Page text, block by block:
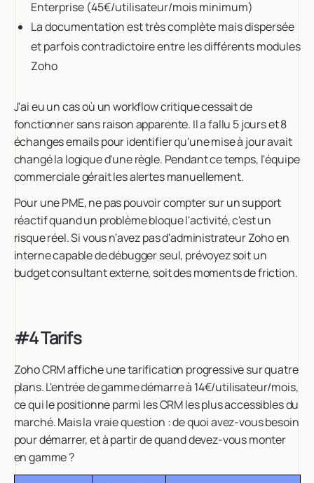
Enterprise (45€/utilisateur/mois minimum)
La documentation est très complète mais dispersée
et parfois contradictoire entre les différents modules
Zoho
J'ai eu un cas où un workflow critique cessait de
fonctionner sans raison apparente. Il a fallu 5 jours et 8
échanges emails pour identifier qu'une mise à jour avait
changé la logique d'une règle. Pendant ce temps, l'équipe
commerciale gérait les alertes manuellement.
Pour une PME, ne pas pouvoir compter sur un support
réactif quand un problème bloque l'activité, c'est un
risque réel. Si vous n'avez pas d'administrateur Zoho en
interne capable de débugger seul, prévoyez soit un
budget consultant externe, soit des moments de friction.
#4 Tarifs
Zoho CRM affiche une tarification progressive sur quatre
plans. L'entrée de gamme démarre à 14€/utilisateur/mois,
ce qui le positionne parmi les CRM les plus accessibles du
marché. Mais la vraie question : de quoi avez-vous besoin
pour démarrer, et à partir de quand devez-vous monter
en gamme ?